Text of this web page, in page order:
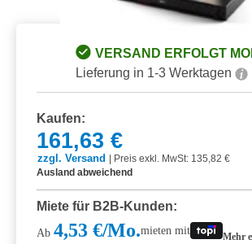
VERSAND ERFOLGT
Lieferung in 1-3 Werktagen
Kaufen:
161,63 €
zzgl. Versand
Preis exkl. MwSt: 135,82 €
Ausland abweichend
Miete für B2B-Kunden:
Ab 4,53 €/Mo.mieten mit Mehr